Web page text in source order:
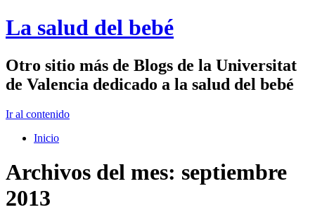
La salud del bebé
Otro sitio más de Blogs de la Universitat
de Valencia dedicado a la salud del bebé
Ir al contenido
Inicio
Archivos del mes: septiembre
2013